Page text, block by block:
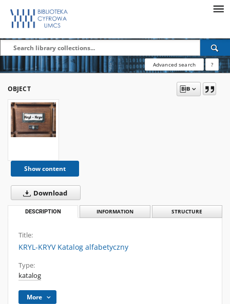
Advanced search ?
OBJECT
Show content
Download
DESCRIPTION INFORMATION STRUCTURE
Title:
KRYL-KRYV Katalog alfabetyczny
Type:
katalog
More